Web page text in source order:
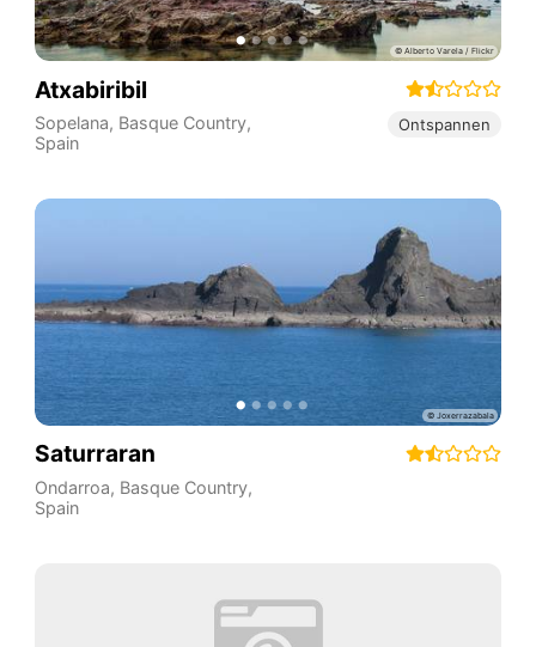
Atxabiribil
Sopelana, Basque Country,
Spain
Ontspannen
Saturraran
Ondarroa, Basque Country,
Spain